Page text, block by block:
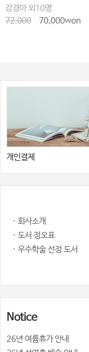
강경아 외10명
72,000
70,000won
개인결제
· 회사소개
· 도서 정오표
· 우수학술 선정 도서
Notice
26년 여륨휴가 안내